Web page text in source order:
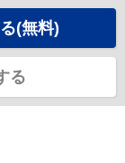
(無料)
る